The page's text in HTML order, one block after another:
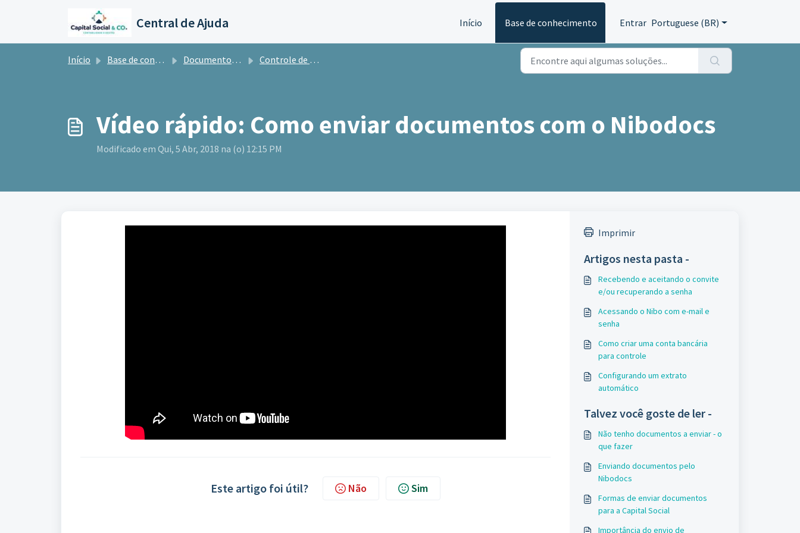
Central de Ajuda Início Base de conhecimento Entrar Portuguese (BR)
Início Base de conhecimento Documentos e Informações para a Contabilidade Controle de Caixa - Nibo
Vídeo rápido: Como enviar documentos com o Nibodocs
Modificado em Qui, 5 Abr, 2018 na (o) 12:15 PM
Este artigo foi útil? Não Sim
Imprimir
Artigos nesta pasta -
Recebendo e aceitando o convite
e/ou recuperando a senha
Acessando o Nibo com e-mail e
senha
Como criar uma conta bancária
para controle
Configurando um extrato
automático
Talvez você goste de ler -
Não tenho documentos a enviar - o
que fazer
Enviando documentos pelo
Nibodocs
Formas de enviar documentos
para a Capital Social
Importância do envio de